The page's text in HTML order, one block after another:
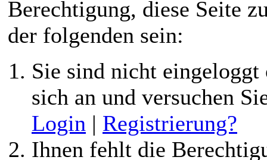
Sie sind entweder nicht
Berechtigung, diese Seite
der folgenden sein:
Sie sind nicht
sich an und versuchen